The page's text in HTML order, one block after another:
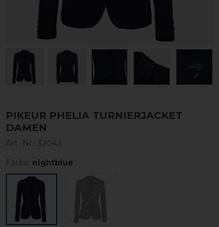
PIKEUR PHELIA TURNIERJACKET
DAMEN
Art.-Nr.: 32043
Farbe: nightblue